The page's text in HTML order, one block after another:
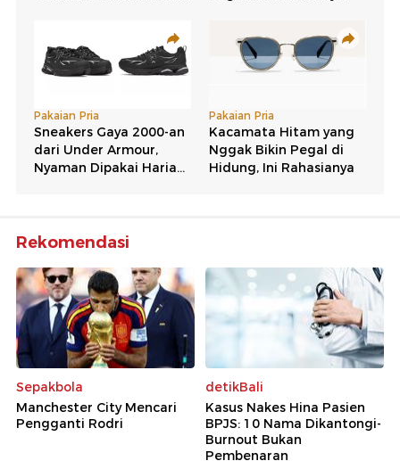
Rekomendasi
Sepakbola
Manchester City Mencari
Pengganti Rodri
detikBali
Kasus Nakes Hina Pasien
BPJS: 10 Nama Dikantongi-
Burnout Bukan
Pembenaran